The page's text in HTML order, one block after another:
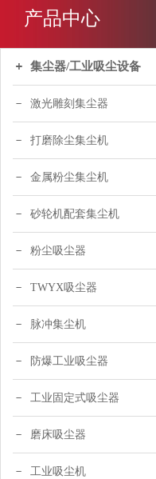
产品中心
集尘器/工业吸尘设备
激光雕刻集尘器
打磨除尘集尘机
金属粉尘集尘机
砂轮机配套集尘机
粉尘吸尘器
TWYX吸尘器
脉冲集尘机
防爆工业吸尘器
工业固定式吸尘器
磨床吸尘器
工业吸尘机